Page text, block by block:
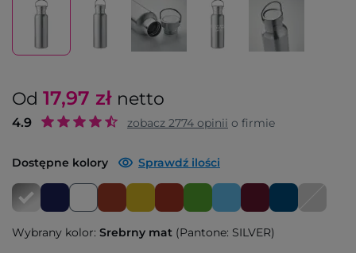
Od 17,97 zł netto
4.9 zobacz 2774 opinii o firmie
Dostępne kolory Sprawdź ilości
Wybrany kolor: Srebrny mat (Pantone: SILVER)